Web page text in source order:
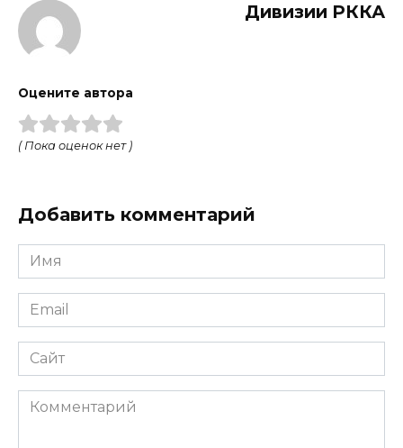
Дивизии РККА
Оцените автора
( Пока оценок нет )
Добавить комментарий
Имя
Email
Сайт
Комментарий